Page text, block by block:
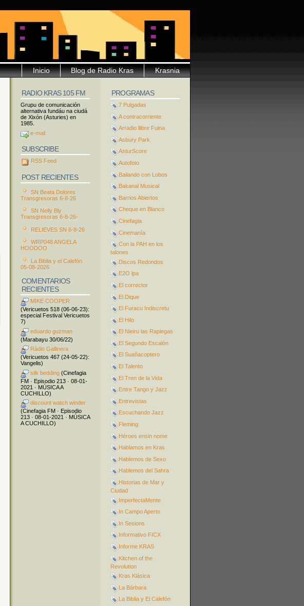
Krasnia
Blog de Radio Kras
Inicio
PROGRAMAS
7 Pulgadas
A contracorriente
Arradio llibre Fuina
Asbury Park
AsturScore
Autofoto
Bailando con Lobos
Bakanal Musical
Barrios Abiertos
Cheque en Blanco
Cinefagia
Cinemanía
Con la PAH en los
talones
Discos Redondos
E2O lpa
El corrector
El Dique
El Furacu Indiscretu
El Hilo
El Nieiru las Rapiegas
El Segundo Escalón
El Suañacoptero
El Talento
El Tren de la Vida
Entre Tango y Jazz
Entrevistas
Escuchando Jazz
Fleming
Héroes ensin nome
Hablamos en Kras
Hablemos de Sexo
Hablemos del Sahra
Historias de Mar y
Ciudad
ImperfectaMente
In Campo Aperto
In Sesions
Informativo FICX
Informe KRAS
Kitchen of the
Revolution
Kras Klásica
La Bárbara
La Biblia y El Calefón
RADIO KRAS 105 FM
Grupu de comunicación
alternativa fundáu na ciudá
de Xixón (Asturies) en
1985.
e-mail
SUBSCRIBE
RSS Feed
POST RECIENTES
SN Beata Dolores
Transgresoras 6-8-26
SN Nelly Bly
Transgresoras 6-8-26-
RELIEVES SN 6-8-26
WRP048 ANGELA
HOODOO
La Biblia y el Calefón
05-08-2026
COMENTARIOS
RECIENTES
MIKE COOPER
(Vericuetos 518 (06-06-23):
especial Festival Vericuetos
7)
eduardo guzman
(Marabayu 30/06/22)
Ràdio Gallinera
(Vericuetos 467 (24-05-22):
Vangelis)
silk bedding (Cinefagia
FM · Episodio 213 · 08-01-
2021 · MÚSICA A
CUCHILLO)
discount watch winder
(Cinefagia FM · Episodio
213 · 08-01-2021 · MÚSICA
A CUCHILLO)